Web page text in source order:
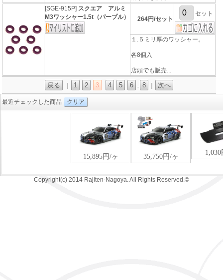
[SGE-915P] スクエア アルミ
M3ワッシャー1.5t（パープル）
264円/セット
セット
１.５ミリ厚のワッシャー。
各8個入
店頭でも販売...
戻る 1 2 3 4 5 6 .. 8 次へ
最近チェックした商品 クリア
Copyright(c) 2014 Rajiten-Nagoya. All Rights Reserved.©